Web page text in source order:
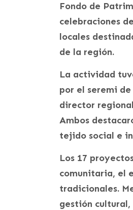
Fondo de
celebraciones
locales
de la región.
La actividad
por el seremi
director
Ambos
tejido social e
Los 17
comunitaria, el
tradicionales.
gestión